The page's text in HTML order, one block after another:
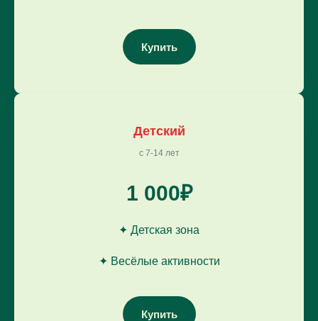
Купить
Детский
с 7-14 лет
1 000₽
✦ Детская зона
✦ Весёлые активности
Купить